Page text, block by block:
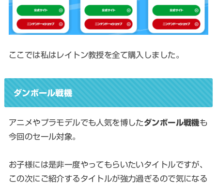
ここでは私はレイトン教授を全て購入しました。
ダンボール戦機
アニメやプラモデルでも人気を博したダンボール戦機も
今回のセール対象。
お子様には是非一度やってもらいたいタイトルですが、
この次にご紹介するタイトルが強力過ぎるので気になる